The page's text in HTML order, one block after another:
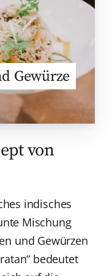
Gewürze
von
indisches
Mischung
und Gewürzen
bedeutet